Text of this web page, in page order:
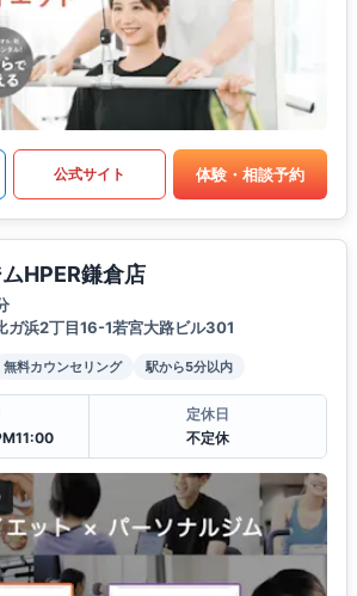
公式サイト 体験・相談予約
HPER鎌倉店
ガ浜2丁目16-1若宮大路ビル301
無料カウンセリング 駅から5分以内
定休日
不定休